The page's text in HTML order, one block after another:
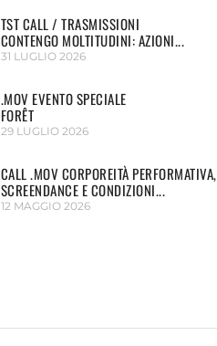
TST CALL / TRASMISSIONI
CONTENGO MOLTITUDINI: AZIONI...
31 LUGLIO 2026
.MOV EVENTO SPECIALE
FORÊT
29 LUGLIO 2026
CALL .MOV CORPOREITÀ PERFORMATIVA,
SCREENDANCE E CONDIZIONI...
12 MAGGIO 2026